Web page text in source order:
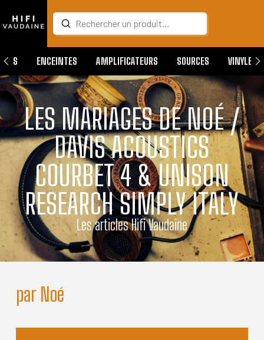
Search
Submit
ENCEINTES AMPLIFICATEURS SOURCES VINYLES
LES MARIAGES DE NOÉ /
DAVIS ACOUSTICS
COURBET 4 & UNISON
RESEARCH SIMPLY ITALY
Les articles Hifi Vaudaine
par Noé